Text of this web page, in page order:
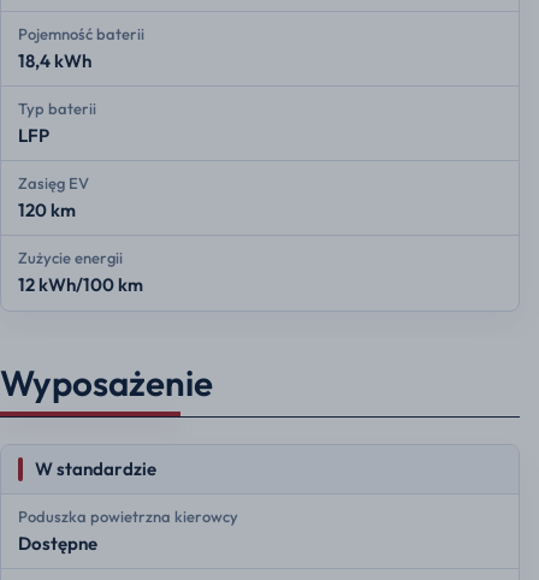
Pojemność baterii
18,4 kWh
Typ baterii
LFP
Zasięg EV
120 km
Zużycie energii
12 kWh/100 km
Wyposażenie
W standardzie
Poduszka powietrzna kierowcy
Dostępne